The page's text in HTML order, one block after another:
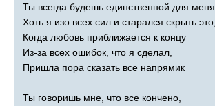
Ты всегда будешь единственной для меня,
Хоть я изо всех сил и старался скрыть это,
Когда любовь приближается к концу
Из-за всех ошибок, что я сделал,
Пришла пора сказать все напрямик
Ты говоришь мне, что все кончено,